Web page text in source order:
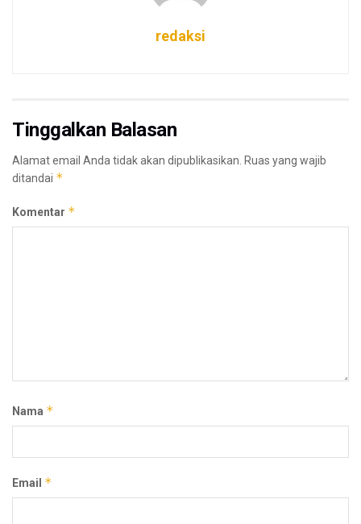
redaksi
Tinggalkan Balasan
Alamat email Anda tidak akan dipublikasikan. Ruas yang wajib
ditandai *
Komentar *
Nama *
Email *